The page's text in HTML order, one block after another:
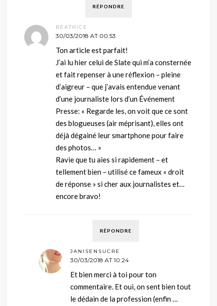
RÉPONDRE
BEATRICE
30/03/2018 AT 00:53
Ton article est parfait!
J’ai lu hier celui de Slate qui m’a consternée
et fait repenser à une réflexion – pleine
d’aigreur – que j’avais entendue venant
d’une journaliste lors d’un Événement
Presse: « Regarde les, on voit que ce sont
des blogueuses (air méprisant), elles ont
déjà dégainé leur smartphone pour faire
des photos… »
Ravie que tu aies si rapidement – et
tellement bien – utilisé ce fameux « droit
de réponse » si cher aux journalistes et…
encore bravo!
RÉPONDRE
JANISENSUCRE
30/03/2018 AT 10:24
Et bien merci à toi pour ton
commentaire. Et oui, on sent bien tout
le dédain de la profession (enfin …